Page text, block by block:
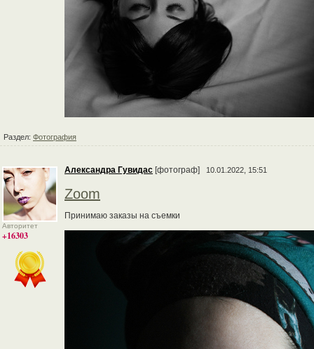
Раздел: Фотография
Авторитет
+16303
Александра Гувидас [фотограф] 10.01.2022, 15:51
Zoom
Принимаю заказы на съемки